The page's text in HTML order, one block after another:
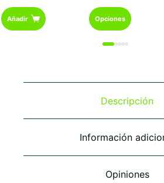
Añadir Opciones
Este
producto
múltiples
opciones
pueden
elegir
la
página
producto
Descripción
Información
Opiniones